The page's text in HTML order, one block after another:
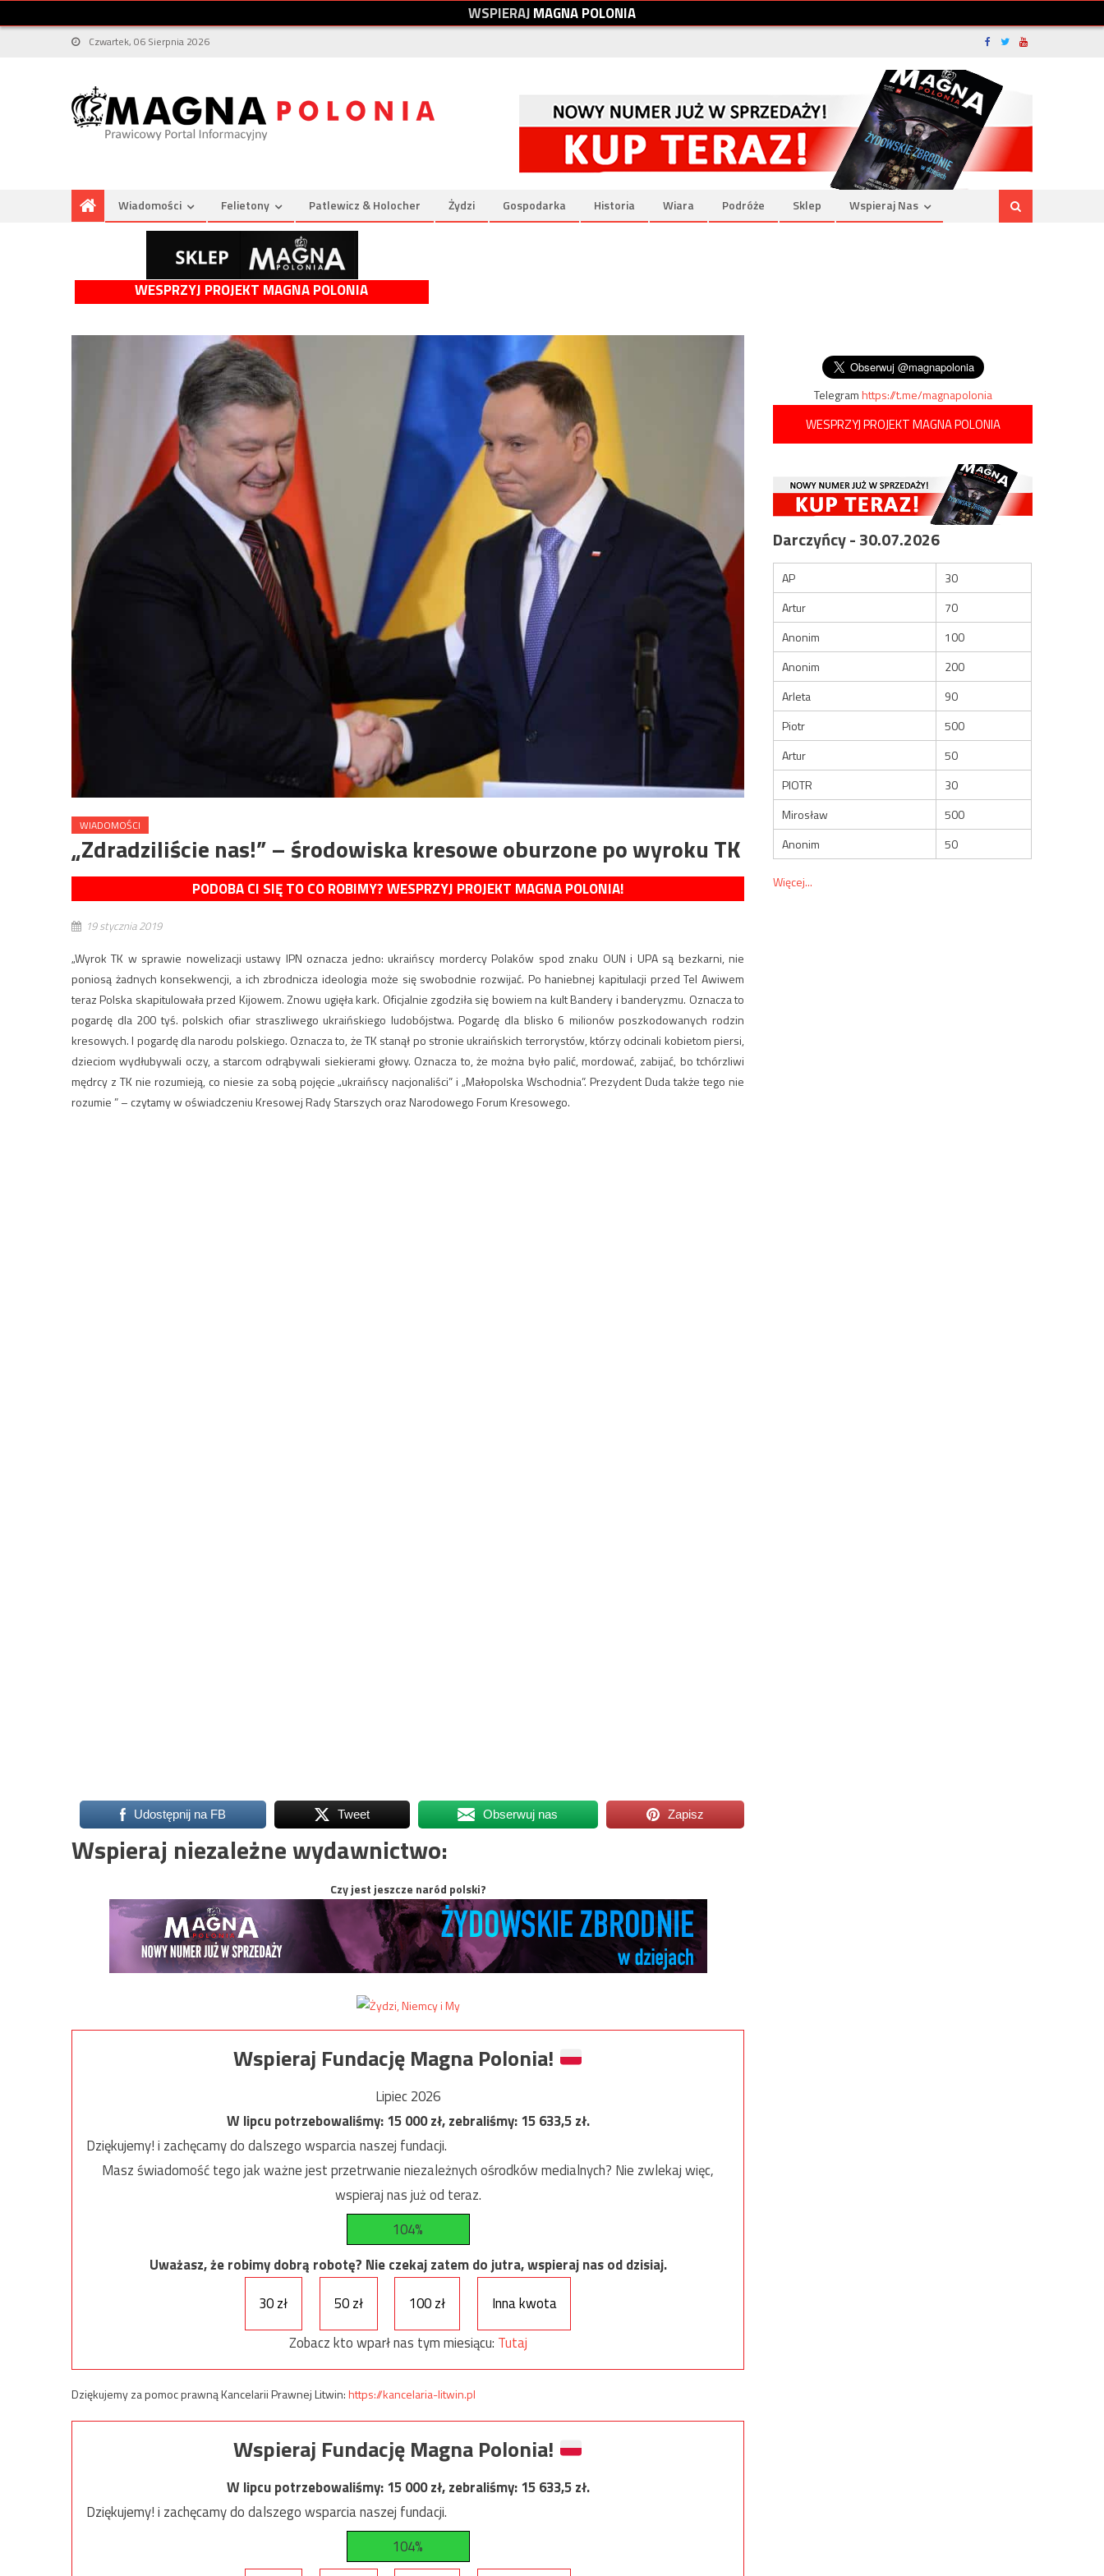
WSPIERAJMAGNAPOLONIA
Czwartek, 06 Sierpnia 2026
Wiadomości Felietony Patlewicz & Holocher Żydzi Gospodarka Historia Wiara Podróże Sklep Wspieraj Nas
WESPRZYJ PROJEKT MAGNA POLONIA
WIADOMOŚCI
„Zdradziliście nas!” – środowiska kresowe oburzone po wyroku TK
PODOBA CI SIĘ TO CO ROBIMY? WESPRZYJ PROJEKT MAGNA POLONIA!
19 stycznia 2019
„Wyrok TK w sprawie nowelizacji ustawy IPN oznacza jedno: ukraińscy mordercy Polaków spod znaku OUN i UPA są bezkarni, nie
poniosą żadnych konsekwencji, a ich zbrodnicza ideologia może się swobodnie rozwijać. Po haniebnej kapitulacji przed Tel Awiwem
teraz Polska skapitulowała przed Kijowem. Znowu ugięła kark. Oficjalnie zgodziła się bowiem na kult Bandery i banderyzmu. Oznacza to
pogardę dla 200 tyś. polskich ofiar straszliwego ukraińskiego ludobójstwa. Pogardę dla blisko 6 milionów poszkodowanych rodzin
kresowych. I pogardę dla narodu polskiego. Oznacza to, że TK stanął po stronie ukraińskich terrorystów, którzy odcinali kobietom piersi,
dzieciom wydłubywali oczy, a starcom odrąbywali siekierami głowy. Oznacza to, że można było palić, mordować, zabijać, bo tchórzliwi
mędrcy z TK nie rozumieją, co niesie za sobą pojęcie „ukraińscy nacjonaliści” i „Małopolska Wschodnia”. Prezydent Duda także tego nie
rozumie ” – czytamy w oświadczeniu Kresowej Rady Starszych oraz Narodowego Forum Kresowego.
Udostępnij na FB Tweet Obserwuj nas Zapisz
Wspieraj niezależne wydawnictwo:
Czy jest jeszcze naród polski?
Wspieraj Fundację Magna Polonia!
Lipiec 2026
W lipcu potrzebowaliśmy:15 000zł, zebraliśmy:15 633,5zł.
Dziękujemy! i zachęcamy do dalszego wsparcia naszej fundacji.
Masz świadomość tego jak ważne jest przetrwanie niezależnych ośrodków medialnych? Nie zwlekaj więc,
wspieraj nas już od teraz.
104%
Uważasz, że robimy dobrą robotę? Nie czekaj zatem do jutra, wspieraj nas od dzisiaj.
30 zł
50 zł 100 zł
Inna kwota
Zobacz kto wparł nas tym miesiącu: Tutaj
Dziękujemy za pomoc prawną Kancelarii Prawnej Litwin:https://kancelaria-litwin.pl
Wspieraj Fundację Magna Polonia!
W lipcu potrzebowaliśmy:15 000zł, zebraliśmy:15 633,5zł.
Dziękujemy! i zachęcamy do dalszego wsparcia naszej fundacji.
104%
Telegramhttps://t.me/magnapolonia
WESPRZYJ PROJEKT MAGNA POLONIA
Darczyńcy - 30.07.2026
AP
30
Artur
70
Anonim
100
Anonim
200
Arleta
90
Piotr
500
Artur
50
PIOTR
30
Mirosław
500
Anonim
50
Więcej...